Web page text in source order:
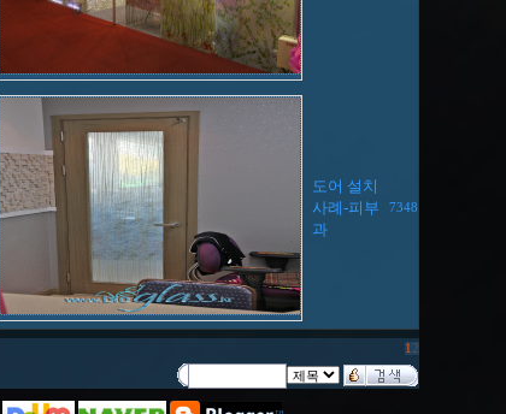
도어 설치
사례-피부
과
7348
1 2